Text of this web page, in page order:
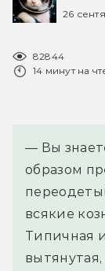
26
82844
14 минут на
— Вы
образом
всякие
Типичная